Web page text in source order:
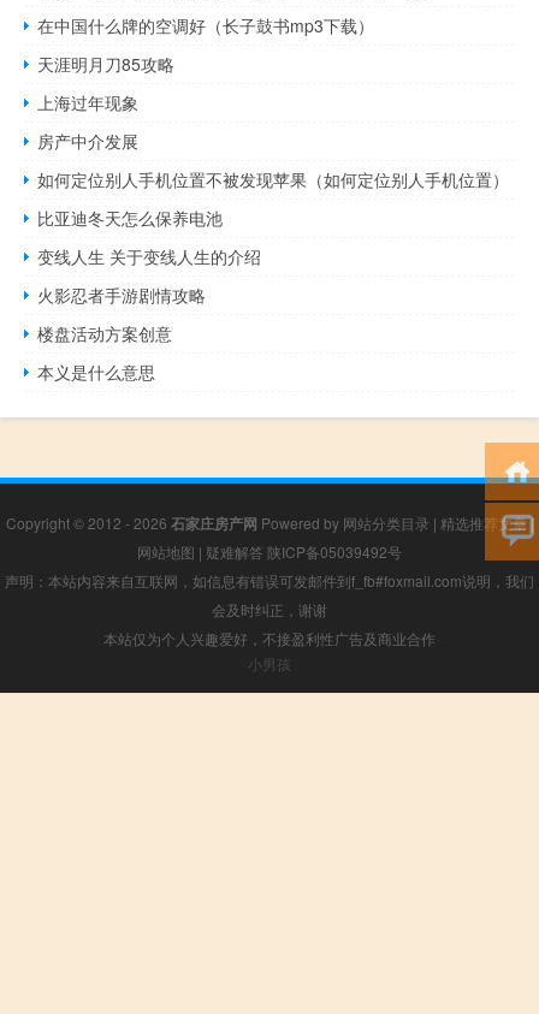
在中国什么牌的空调好（长子鼓书mp3下载）
天涯明月刀85攻略
上海过年现象
房产中介发展
如何定位别人手机位置不被发现苹果（如何定位别人手机位置）
比亚迪冬天怎么保养电池
变线人生 关于变线人生的介绍
火影忍者手游剧情攻略
楼盘活动方案创意
本义是什么意思
Copyright © 2012 - 2026 石家庄房产网 Powered by 网站分类目录 | 精选推荐文章|
网站地图 | 疑难解答 陕ICP备05039492号
声明：本站内容来自互联网，如信息有错误可发邮件到f_fb#foxmail.com说明，我们
会及时纠正，谢谢
本站仅为个人兴趣爱好，不接盈利性广告及商业合作
小男孩